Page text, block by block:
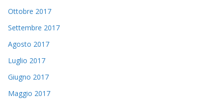
Ottobre 2017
Settembre 2017
Agosto 2017
Luglio 2017
Giugno 2017
Maggio 2017